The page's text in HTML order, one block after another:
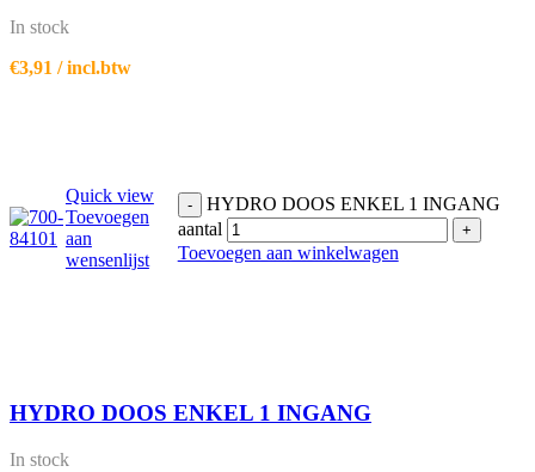
In stock
€3,91 / incl.btw
Quick view
Toevoegen
aan
wensenlijst
-
HYDRO DOOS ENKEL 1 INGANG
aantal
+
Toevoegen aan winkelwagen
HYDRO DOOS ENKEL 1 INGANG
In stock